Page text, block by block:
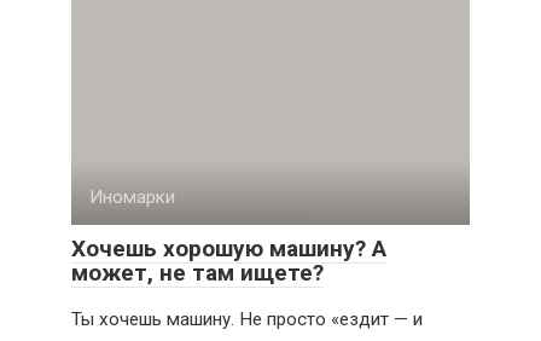
Иномарки
Хочешь хорошую машину? А
может, не там ищете?
Ты хочешь машину. Не просто «ездит — и